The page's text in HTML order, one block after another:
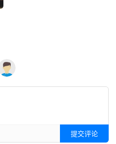
提交评论